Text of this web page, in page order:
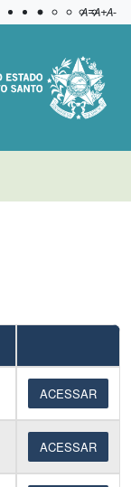
Aplicar
A=A+A-
ACESSAR
ACESSAR